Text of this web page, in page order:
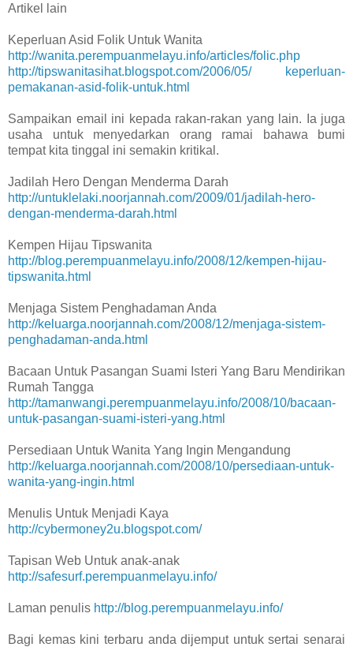
Artikel lain
Keperluan Asid Folik Untuk Wanita
http://wanita.perempuanmelayu.info/articles/folic.php
http://tipswanitasihat.blogspot.com/2006/05/ keperluan-
pemakanan-asid-folik-untuk.html
Sampaikan email ini kepada rakan-rakan yang lain. Ia juga
usaha untuk menyedarkan orang ramai bahawa bumi
tempat kita tinggal ini semakin kritikal.
Jadilah Hero Dengan Menderma Darah
http://untuklelaki.noorjannah.com/2009/01/jadilah-hero-
dengan-menderma-darah.html
Kempen Hijau Tipswanita
http://blog.perempuanmelayu.info/2008/12/kempen-hijau-
tipswanita.html
Menjaga Sistem Penghadaman Anda
http://keluarga.noorjannah.com/2008/12/menjaga-sistem-
penghadaman-anda.html
Bacaan Untuk Pasangan Suami Isteri Yang Baru Mendirikan
Rumah Tangga
http://tamanwangi.perempuanmelayu.info/2008/10/bacaan-
untuk-pasangan-suami-isteri-yang.html
Persediaan Untuk Wanita Yang Ingin Mengandung
http://keluarga.noorjannah.com/2008/10/persediaan-untuk-
wanita-yang-ingin.html
Menulis Untuk Menjadi Kaya
http://cybermoney2u.blogspot.com/
Tapisan Web Untuk anak-anak
http://safesurf.perempuanmelayu.info/
Laman penulis http://blog.perempuanmelayu.info/
Bagi kemas kini terbaru anda dijemput untuk sertai senarai